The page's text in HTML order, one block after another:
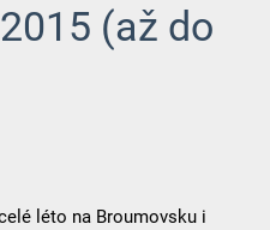
(až do
léto na Broumovsku i